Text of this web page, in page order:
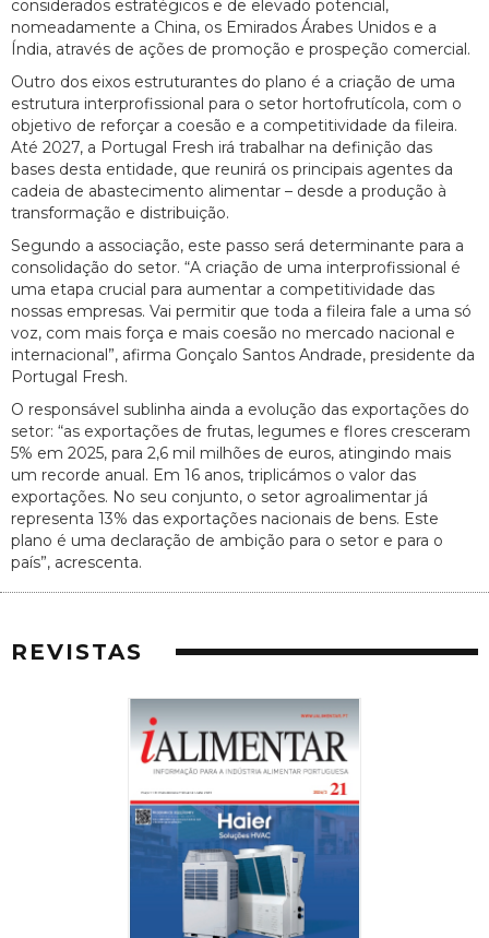
considerados estratégicos e de elevado potencial,
nomeadamente a China, os Emirados Árabes Unidos e a
Índia, através de ações de promoção e prospeção comercial.
Outro dos eixos estruturantes do plano é a criação de uma
estrutura interprofissional para o setor hortofrutícola, com o
objetivo de reforçar a coesão e a competitividade da fileira.
Até 2027, a Portugal Fresh irá trabalhar na definição das
bases desta entidade, que reunirá os principais agentes da
cadeia de abastecimento alimentar – desde a produção à
transformação e distribuição.
Segundo a associação, este passo será determinante para a
consolidação do setor. “A criação de uma interprofissional é
uma etapa crucial para aumentar a competitividade das
nossas empresas. Vai permitir que toda a fileira fale a uma só
voz, com mais força e mais coesão no mercado nacional e
internacional”, afirma Gonçalo Santos Andrade, presidente da
Portugal Fresh.
O responsável sublinha ainda a evolução das exportações do
setor: “as exportações de frutas, legumes e flores cresceram
5% em 2025, para 2,6 mil milhões de euros, atingindo mais
um recorde anual. Em 16 anos, triplicámos o valor das
exportações. No seu conjunto, o setor agroalimentar já
representa 13% das exportações nacionais de bens. Este
plano é uma declaração de ambição para o setor e para o
país”, acrescenta.
REVISTAS